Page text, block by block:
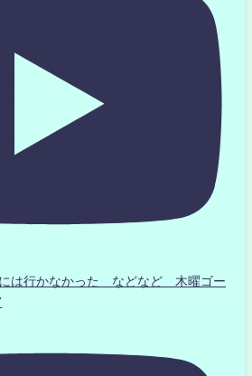
は行かなかった などなど 木曜ゴー